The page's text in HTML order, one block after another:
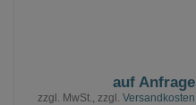
auf Anfrage
zzgl. MwSt., zzgl. Versandkosten